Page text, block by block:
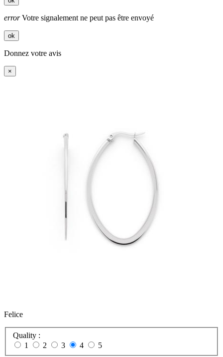
errorVotre signalement ne peut pas être envoyé
ok
Donnez votre avis
×
Felice
Quality :
1
2 3 4 5